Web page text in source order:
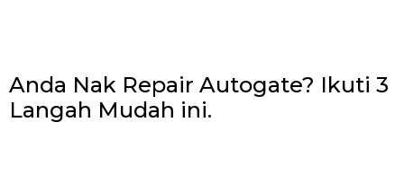
Anda Nak Repair Autogate? Ikuti 3
Langah Mudah ini.